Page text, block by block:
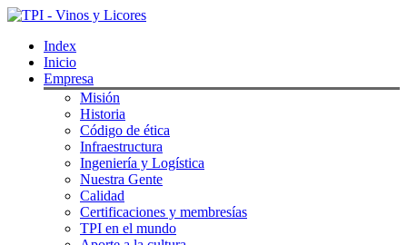
Index
Inicio
Empresa
Misión
Historia
Código de ética
Infraestructura
Ingeniería y Logística
Nuestra Gente
Calidad
Certificaciones y membresías
TPI en el mundo